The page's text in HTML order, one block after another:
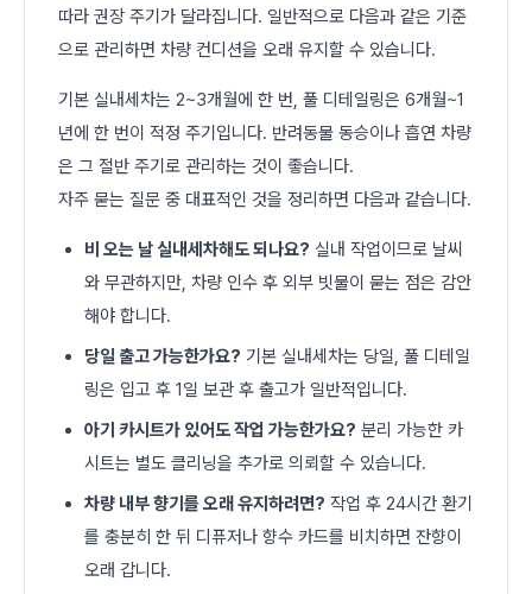
따라 권장 주기가 달라집니다. 일반적으로 다음과 같은 기준
으로 관리하면 차량 컨디션을 오래 유지할 수 있습니다.
기본 실내세차는 2~3개월에 한 번, 풀 디테일링은 6개월~1
년에 한 번이 적정 주기입니다. 반려동물 동승이나 흡연 차량
은 그 절반 주기로 관리하는 것이 좋습니다.
자주 묻는 질문 중 대표적인 것을 정리하면 다음과 같습니다.
비 오는 날 실내세차해도 되나요? 실내 작업이므로 날씨
와 무관하지만, 차량 인수 후 외부 빗물이 묻는 점은 감안
해야 합니다.
당일 출고 가능한가요? 기본 실내세차는 당일, 풀 디테일
링은 입고 후 1일 보관 후 출고가 일반적입니다.
아기 카시트가 있어도 작업 가능한가요? 분리 가능한 카
시트는 별도 클리닝을 추가로 의뢰할 수 있습니다.
차량 내부 향기를 오래 유지하려면? 작업 후 24시간 환기
를 충분히 한 뒤 디퓨저나 향수 카드를 비치하면 잔향이
오래 갑니다.